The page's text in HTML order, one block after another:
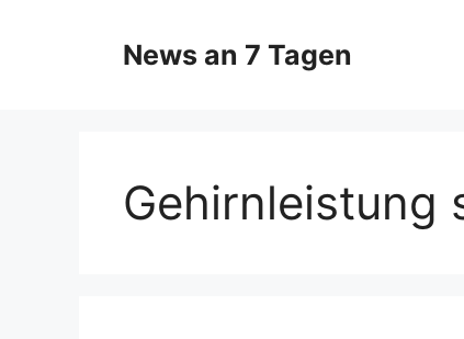
News an 7 Tagen
Gehirnleistung